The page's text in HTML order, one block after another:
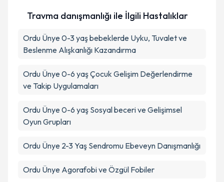
Travma danışmanlığı ile İlgili Hastalıklar
Ordu Ünye 0-3 yaş bebeklerde Uyku, Tuvalet ve
Beslenme Alışkanlığı Kazandırma
Ordu Ünye 0-6 yaş Çocuk Gelişim Değerlendirme
ve Takip Uygulamaları
Ordu Ünye 0-6 yaş Sosyal beceri ve Gelişimsel
Oyun Grupları
Ordu Ünye 2-3 Yaş Sendromu Ebeveyn Danışmanlığı
Ordu Ünye Agorafobi ve Özgül Fobiler